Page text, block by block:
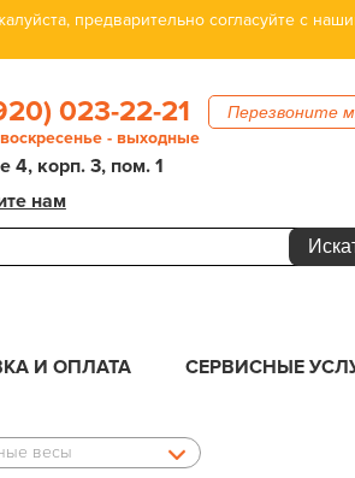
предварительно согласуйте с
023-22-21 Перезвоните
- выходные
4, корп. 3, пом. 1
нам
И ОПЛАТА СЕРВИСНЫЕ
весы